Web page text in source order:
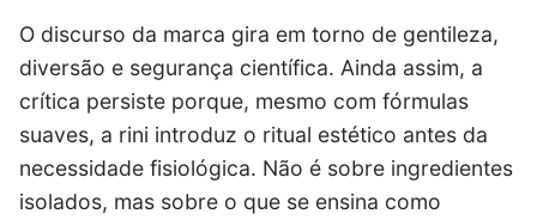
O discurso da marca gira em torno de gentileza,
diversão e segurança científica. Ainda assim, a
crítica persiste porque, mesmo com fórmulas
suaves, a rini introduz o ritual estético antes da
necessidade fisiológica. Não é sobre ingredientes
isolados, mas sobre o que se ensina como